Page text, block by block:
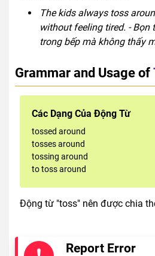
The kids always toss
without feeling tired. - Bọn
trong bếp mà không thấy
Grammar and Usage of
Các Dạng Của Động Từ
tossed around
tosses around
tossing around
to toss around
Động từ "toss" nên được chia
Report Error